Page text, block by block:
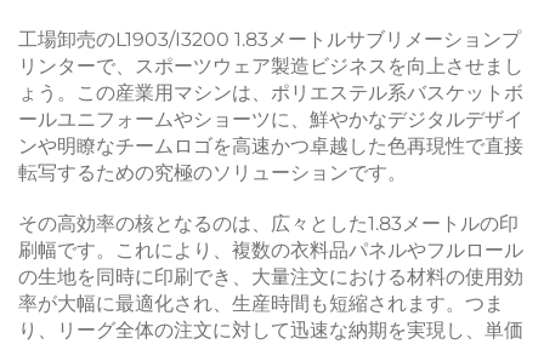
工場卸売のL1903/I3200 1.83メートルサブリメーションプ
リンターで、スポーツウェア製造ビジネスを向上させまし
ょう。この産業用マシンは、ポリエステル系バスケットボ
ールユニフォームやショーツに、鮮やかなデジタルデザイ
ンや明瞭なチームロゴを高速かつ卓越した色再現性で直接
転写するための究極のソリューションです。
その高効率の核となるのは、広々とした1.83メートルの印
刷幅です。これにより、複数の衣料品パネルやフルロール
の生地を同時に印刷でき、大量注文における材料の使用効
率が大幅に最適化され、生産時間も短縮されます。つま
り、リーグ全体の注文に対して迅速な納期を実現し、単価